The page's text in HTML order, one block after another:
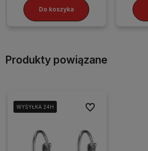
Do koszyka
Produkty powiązane
WYSYŁKA 24H
WYSYŁKA 24H Do ulubionych